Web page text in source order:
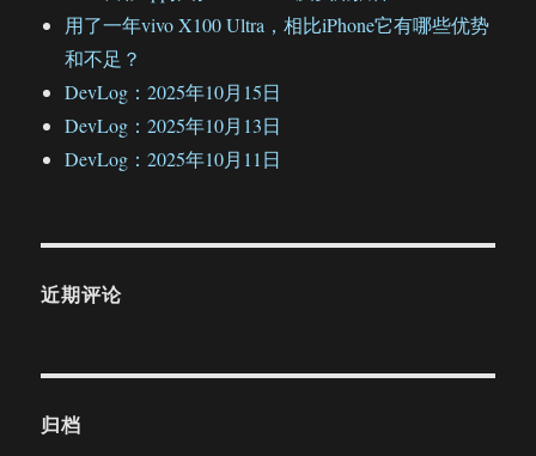
用了一年vivo X100 Ultra，相比iPhone它有哪些优势
和不足？
DevLog：2025年10月15日
DevLog：2025年10月13日
DevLog：2025年10月11日
近期评论
归档